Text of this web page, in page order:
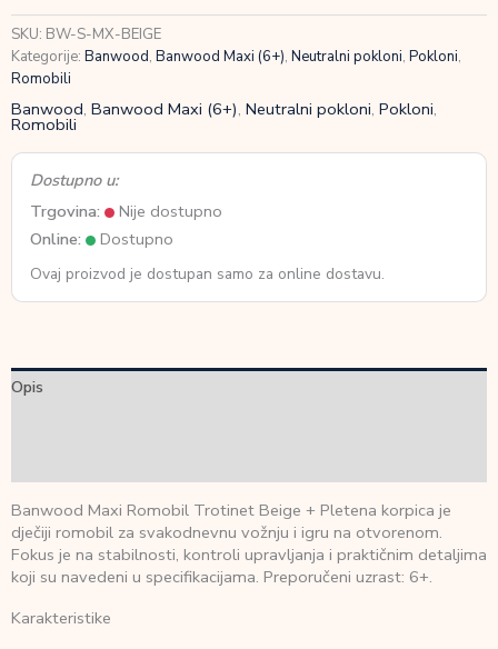
korpica
količina
SKU: BW-S-MX-BEIGE
Kategorije: Banwood, Banwood Maxi (6+), Neutralni pokloni, Pokloni,
Romobili
Banwood, Banwood Maxi (6+), Neutralni pokloni, Pokloni,
Romobili
Dostupno u:
Trgovina:
Nije dostupno
Online:
Dostupno
Ovaj proizvod je dostupan samo za online dostavu.
Opis
Banwood Maxi Romobil Trotinet Beige + Pletena korpica je
dječiji romobil za svakodnevnu vožnju i igru na otvorenom.
Fokus je na stabilnosti, kontroli upravljanja i praktičnim detaljima
koji su navedeni u specifikacijama. Preporučeni uzrast: 6+.
Karakteristike